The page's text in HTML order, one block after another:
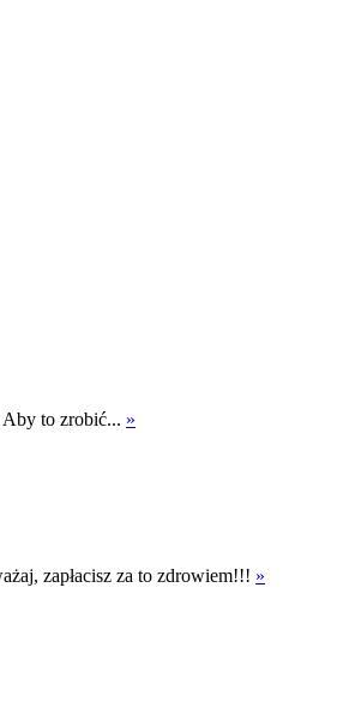
Aby to zrobić... »
zapłacisz za to zdrowiem!!! »